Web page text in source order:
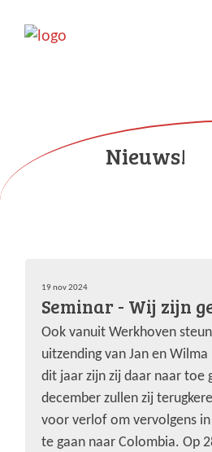
Nieuws!
19 nov 2024
Seminar - Wij zijn
Ook vanuit Werkhoven
uitzending van Jan en
dit jaar zijn zij daar naar toe
december zullen zij
voor verlof om vervolgens
te gaan naar Colombia. Op